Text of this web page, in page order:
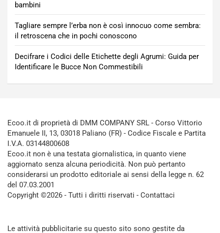
bambini
Tagliare sempre l’erba non è così innocuo come sembra:
il retroscena che in pochi conoscono
Decifrare i Codici delle Etichette degli Agrumi: Guida per
Identificare le Bucce Non Commestibili
Ecoo.it di proprietà di DMM COMPANY SRL - Corso Vittorio
Emanuele II, 13, 03018 Paliano (FR) - Codice Fiscale e Partita
I.V.A. 03144800608
Ecoo.it non è una testata giornalistica, in quanto viene
aggiornato senza alcuna periodicità. Non può pertanto
considerarsi un prodotto editoriale ai sensi della legge n. 62
del 07.03.2001
Copyright ©2026 - Tutti i diritti riservati - Contattaci
Le attività pubblicitarie su questo sito sono gestite da